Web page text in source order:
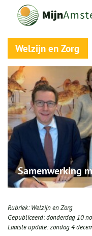
Welzijn en Zorg
Samenwerking
Rubriek:Welzijn en Zorg
Gepubliceerd:donderdag 10
Laatste update:zondag 4